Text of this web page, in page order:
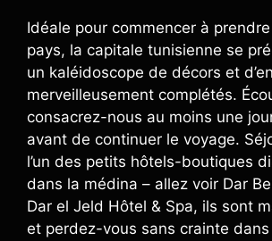
Idéale pour commencer à
pays, la capitale tunisienne se
un kaléidoscope de décors et
merveilleusement complétés.
consacrez-nous au moins une
avant de continuer le voyage.
l’un des petits hôtels-boutiques
dans la médina – allez voir Dar
Dar el Jeld Hôtel & Spa, ils sont
et perdez-vous sans crainte dans